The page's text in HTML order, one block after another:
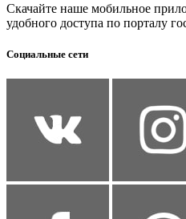
Скачайте наше мобильное
удобного доступа по порталу
Социальные сети